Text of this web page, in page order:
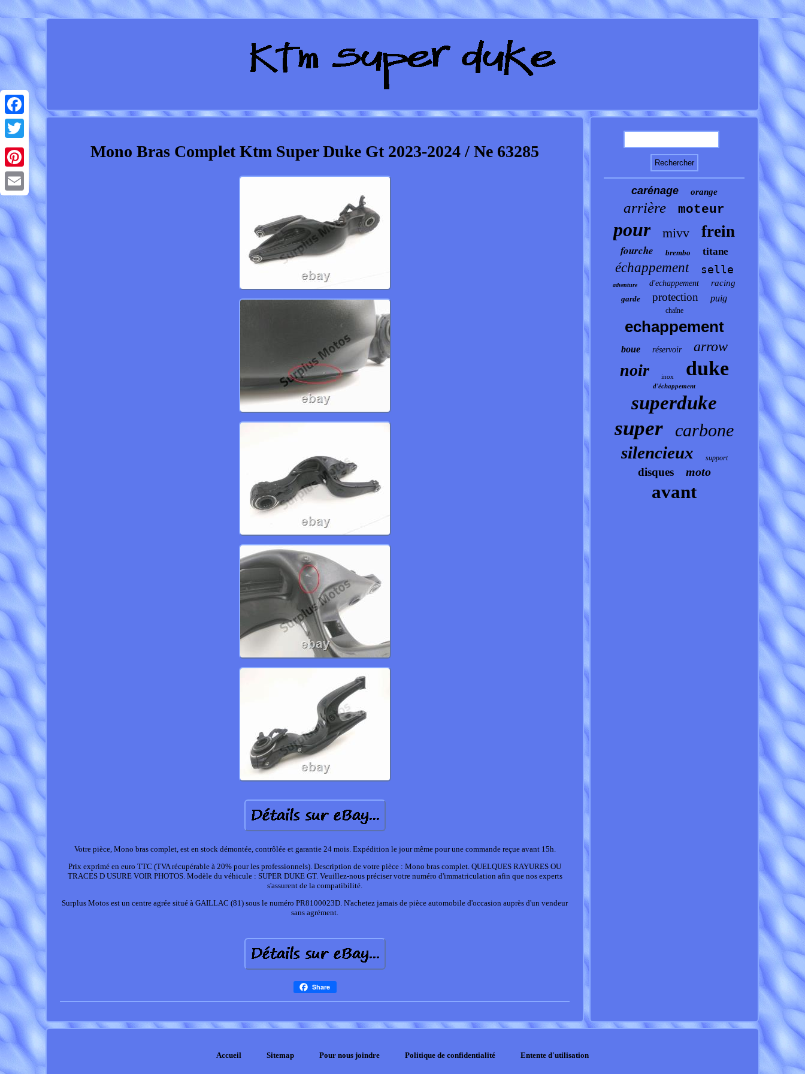
Facebook
Twitter
Pinterest
Email
Mono Bras Complet Ktm Super Duke Gt 2023-2024 / Ne 63285
Votre pièce, Mono bras complet, est en stock démontée, contrôlée et garantie 24 mois. Expédition le jour même pour une commande reçue avant 15h.
Prix exprimé en euro TTC (TVA récupérable à 20% pour les professionnels). Description de votre pièce : Mono bras complet. QUELQUES RAYURES OU
TRACES D USURE VOIR PHOTOS. Modèle du véhicule : SUPER DUKE GT. Veuillez-nous préciser votre numéro d'immatriculation afin que nos experts
s'assurent de la compatibilité.
Surplus Motos est un centre agrée situé à GAILLAC (81) sous le numéro PR8100023D. N'achetez jamais de pièce automobile d'occasion auprès d'un vendeur
sans agrément.
Share
carénage orange
arrière moteur
pour mivv frein
fourche brembo titane
échappement selle
adventure d'echappement racing
garde protection puig
chaîne
echappement
boue réservoir arrow
noir inox duke
d'échappement
superduke
super carbone
silencieux support
disques moto
avant
Accueil Sitemap Pour nous joindre Politique de confidentialité Entente d'utilisation